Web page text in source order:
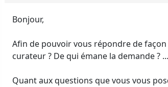
Bonjour,
Afin de pouvoir vous répondre de
curateur ? De qui émane la demande ? ...
Quant aux questions que vous vous